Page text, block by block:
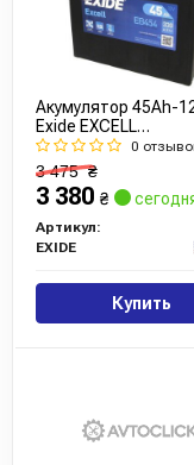
Акумулятор 45Ah-
Exide EXCELL
(234х127х220), R,
Азія
0
3 475₴
3 380 ₴
Артикул:
EXIDE
Купить